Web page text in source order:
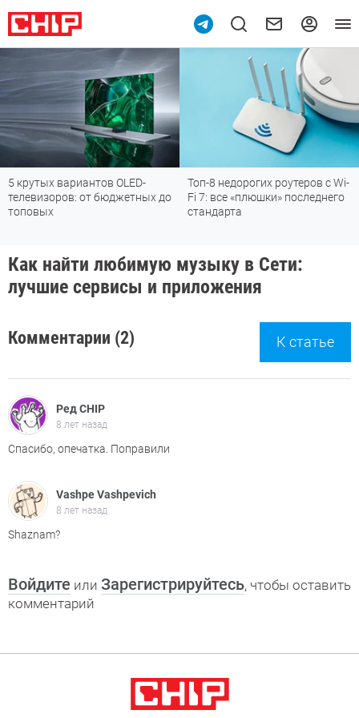
OLED-
от бюджетных до
Топ-8 недорогих роутеров с Wi-
Fi 7: все «плюшки» последнего
Как найти любимую музыку в Сети:
лучшие сервисы и приложения
Комментарии (2) К статье
Ред CHIP
8 лет назад
Спасибо, опечатка. Поправили
Vashpe Vashpevich
8 лет назад
Shaznam?
Войдите или Зарегистрируйтесь, чтобы оставить
комментарий